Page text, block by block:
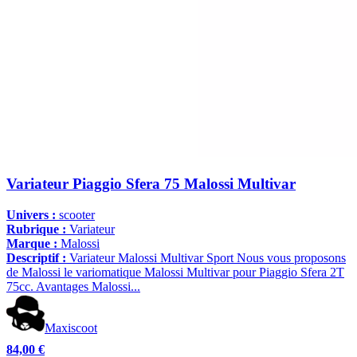
Variateur Piaggio Sfera 75 Malossi Multivar
Univers : scooter
Rubrique : Variateur
Marque : Malossi
Descriptif : Variateur Malossi Multivar Sport Nous vous proposons
de Malossi le variomatique Malossi Multivar pour Piaggio Sfera 2T
75cc. Avantages Malossi...
Maxiscoot
84,00 €